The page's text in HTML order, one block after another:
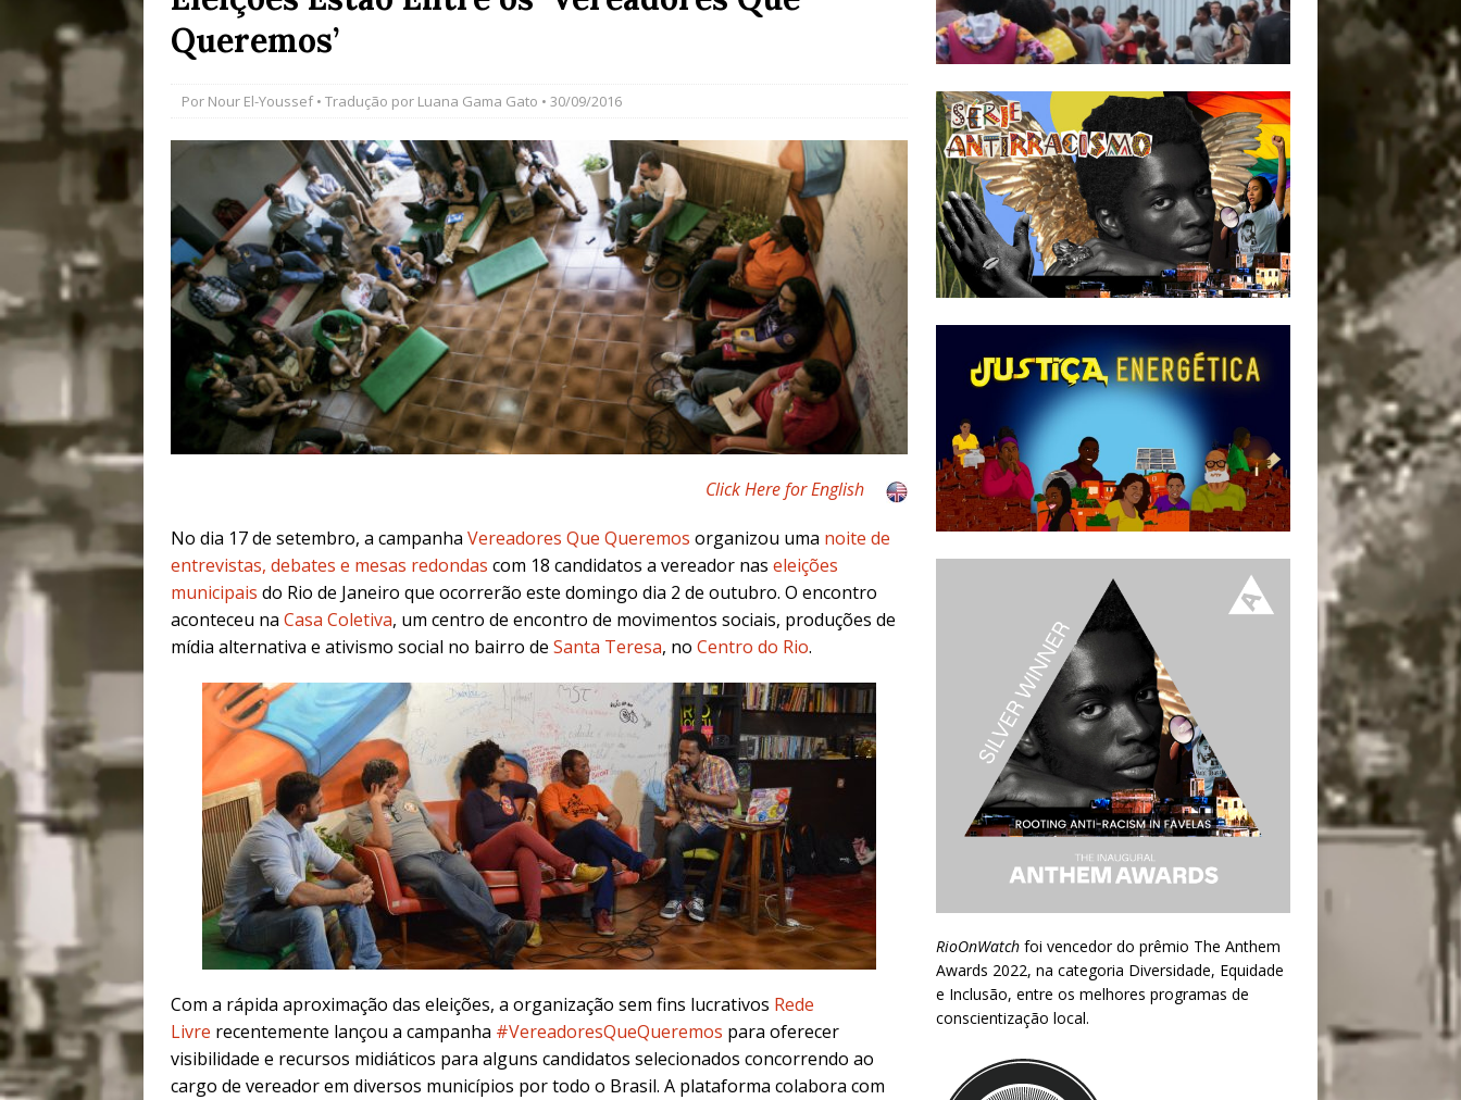
[ 27/07/2026 ] Mutirão Agroecológico com os Povos das Águas Reúne
Coletivos para Plantio e Inauguração da Feira da Praia do Remanso
em Suruí, Magé
COBERTURA DE EVENTOS
[ 04/08/2026 ] Trens Fluminenses, Cronicamente Abandonados,
Passam para Consórcio Nova Via Mobilidade 10 Anos Após Rio2016
#OLHONOLEGADO
Queremos’
Por Nour El-Youssef• Tradução por Luana Gama Gato • 30/09/2016
Click Here for English
No dia 17 de setembro, a campanha Vereadores Que Queremos organizou uma noite de
entrevistas, debates e mesas redondas com 18 candidatos a vereador nas eleições
municipais do Rio de Janeiro que ocorrerão este domingo dia 2 de outubro. O encontro
aconteceu na Casa Coletiva, um centro de encontro de movimentos sociais, produções de
mídia alternativa e ativismo social no bairro de Santa Teresa, no Centro do Rio.
Com a rápida aproximação das eleições, a organização sem fins lucrativos Rede
Livre recentemente lançou a campanha #VereadoresQueQueremos para oferecer
visibilidade e recursos midiáticos para alguns candidatos selecionados concorrendo ao
cargo de vereador em diversos municípios por todo o Brasil. A plataforma colabora com
RioOnWatchfoi vencedor do prêmio The Anthem
Awards 2022, na categoria Diversidade, Equidade
e Inclusão, entre os melhores programas de
conscientização local.